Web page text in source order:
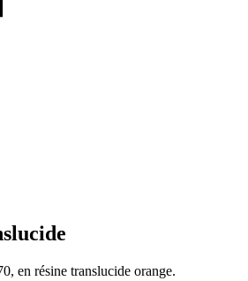
en résine translucide orange.